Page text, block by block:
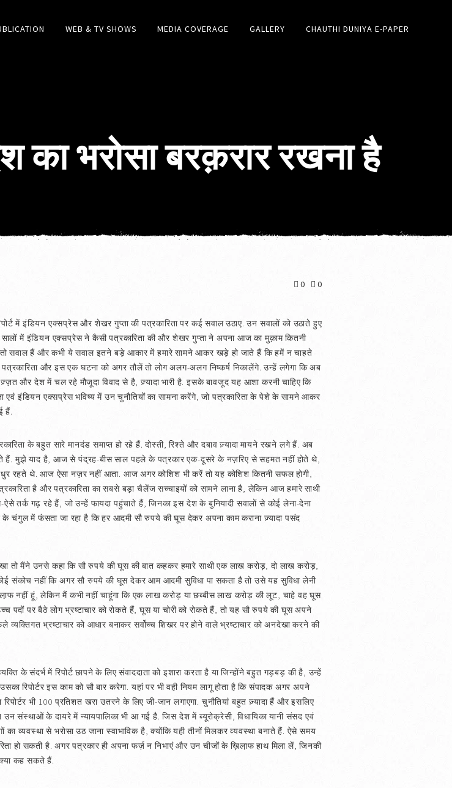
WEB & TV SHOWS MEDIA COVERAGE GALLERY CHAUTHI DUNIYA E-PAPER
का भरोसा बरक़रार रखना है
0 0
में इंडियन एक्सप्रेस और शेखर गुप्ता की पत्रकारिता पर कई सवाल उठाए. उन सवालों को उठाते हुए
में इंडियन एक्सप्रेस ने कैसी पत्रकारिता की और शेखर गुप्ता ने अपना आज का मुक़ाम कितनी
सवाल हैं और कभी ये सवाल इतने बड़े आकार में हमारे सामने आकर खड़े हो जाते हैं कि हमें न चाहते
और इस एक घटना को अगर तौलें तो लोग अलग-अलग निष्कर्ष निकालेंगे. उन्हें लगेगा कि अब
और देश में चल रहे मौजूदा विवाद से है, ज़्यादा भारी है. इसके बावजूद यह आशा करनी चाहिए कि
इंडियन एक्सप्रेस भविष्य में उन चुनौतियों का सामना करेंगे, जो पत्रकारिता के पेशे के सामने आकर
हैं.
के बहुत सारे मानदंड समाप्त हो रहे हैं. दोस्ती, रिश्ते और दबाव ज़्यादा मायने रखने लगे हैं. अब
हैं. मुझे याद है, आज से पंद्रह-बीस साल पहले के पत्रकार एक-दूसरे के नज़रिए से सहमत नहीं होते थे,
रहते थे. आज ऐसा नज़र नहीं आता. आज अगर कोशिश भी करें तो यह कोशिश कितनी सफल होगी,
है और पत्रकारिता का सबसे बड़ा चैलेंज सच्चाइयों को सामने लाना है, लेकिन आज हमारे साथी
तर्क गढ़ रहे हैं, जो उन्हें फायदा पहुंचाते हैं, जिनका इस देश के बुनियादी सवालों से कोई लेना-देना
के चंगुल में फंसता जा रहा है कि हर आदमी सौ रुपये की घूस देकर अपना काम कराना ज़्यादा पसंद
तो मैंने उनसे कहा कि सौ रुपये की घूस की बात कहकर हमारे साथी एक लाख करोड़, दो लाख करोड़,
संकोच नहीं कि अगर सौ रुपये की घूस देकर आम आदमी सुविधा पा सकता है तो उसे यह सुविधा लेनी
नहीं हूं, लेकिन मैं कभी नहीं चाहूंगा कि एक लाख करोड़ या छब्बीस लाख करोड़ की लूट, चाहे वह घूस
पदों पर बैठे लोग भ्रष्टाचार को रोकते हैं, घूस या चोरी को रोकते हैं, तो यह सौ रुपये की घूस अपने
भ्रष्टाचार को आधार बनाकर सर्वोच्च शिखर पर होने वाले भ्रष्टाचार को अनदेखा करने की
के संदर्भ में रिपोर्ट छापने के लिए संवाददाता को इशारा करता है या जिन्होंने बहुत गड़बड़ की है, उन्हें
रिपोर्टर इस काम को सौ बार करेगा. यहां पर भी वही नियम लागू होता है कि संपादक अगर अपने
भी 100 प्रतिशत खरा उतरने के लिए जी-जान लगाएगा. चुनौतियां बहुत ज़्यादा हैं और इसलिए
संस्थाओं के दायरे में न्यायपालिका भी आ गई है. जिस देश में ब्यूरोक्रेसी, विधायिका यानी संसद एवं
व्यवस्था से भरोसा उठ जाना स्वाभाविक है, क्योंकि यही तीनों मिलकर व्यवस्था बनाते हैं. ऐसे समय
हो सकती है. अगर पत्रकार ही अपना फर्ज़ न निभाएं और उन चीजों के ख़िला़फ हाथ मिला लें, जिनकी
क्या कह सकते हैं.